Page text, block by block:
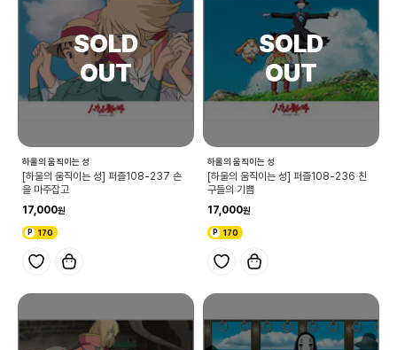
하울의 움직이는 성
[하울의 움직이는 성] 퍼즐108-237 손
을 마주잡고
17,000
170
하울의 움직이는 성
[하울의 움직이는 성] 퍼즐108-236 친
구들의 기쁨
17,000
170